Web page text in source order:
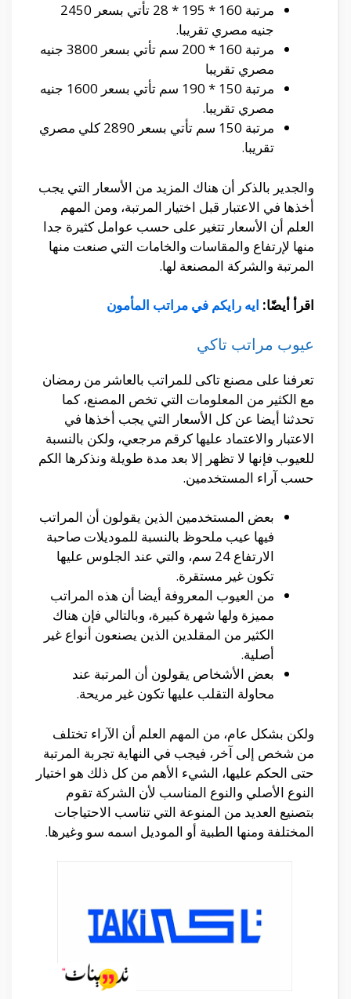
مرتبة 160 * 195 * 28 تأتي بسعر 2450
جنيه مصري تقريبا.
مرتبة 160 * 200 سم تأتي بسعر 3800 جنيه
مصري تقريبا
مرتبة 150 * 190 سم تأتي بسعر 1600 جنيه
مصري تقريبا.
مرتبة 150 سم تأتي بسعر 2890 كلي مصري
تقريبا.
والجدير بالذكر أن هناك المزيد من الأسعار التي يجب
أخذها في الاعتبار قبل اختيار المرتبة، ومن المهم
العلم أن الأسعار تتغير على حسب عوامل كثيرة جدا
منها لإرتفاع والمقاسات والخامات التي صنعت منها
المرتبة والشركة المصنعة لها.
اقرأ أيضًا: ايه رايكم في مراتب المأمون
عيوب مراتب تاكي
تعرفنا على مصنع تاكى للمراتب بالعاشر من رمضان
مع الكثير من المعلومات التي تخص المصنع، كما
تحدثنا أيضا عن كل الأسعار التي يجب أخذها في
الاعتبار والاعتماد عليها كرقم مرجعي، ولكن بالنسبة
للعيوب فإنها لا تظهر إلا بعد مدة طويلة ونذكرها الكم
حسب آراء المستخدمين.
بعض المستخدمين الذين يقولون أن المراتب
فيها عيب ملحوظ بالنسبة للموديلات صاحبة
الارتفاع 24 سم، والتي عند الجلوس عليها
تكون غير مستقرة.
من العيوب المعروفة أيضا أن هذه المراتب
مميزة ولها شهرة كبيرة، وبالتالي فإن هناك
الكثير من المقلدين الذين يصنعون أنواع غير
أصلية.
بعض الأشخاص يقولون أن المرتبة عند
محاولة التقلب عليها تكون غير مريحة.
ولكن بشكل عام، من المهم العلم أن الآراء تختلف
من شخص إلى آخر، فيجب في النهاية تجربة المرتبة
حتى الحكم عليها، الشيء الأهم من كل ذلك هو اختيار
النوع الأصلي والنوع المناسب لأن الشركة تقوم
بتصنيع العديد من المنوعة التي تناسب الاحتياجات
المختلفة ومنها الطبية أو الموديل اسمه سو وغيرها.